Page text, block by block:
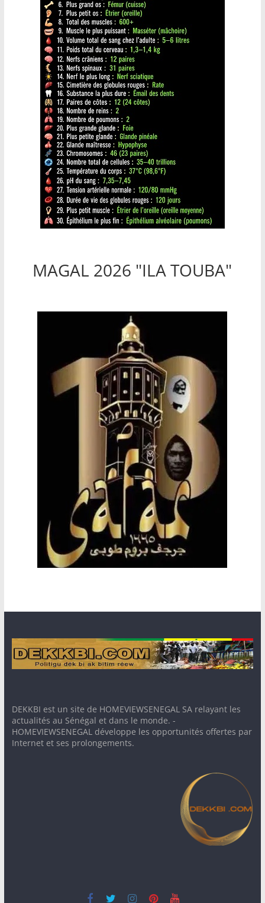
MAGAL 2026 "ILA TOUBA"
DEKKBI est un site de HOMEVIEWSENEGAL SA relayant les
actualités au Sénégal et dans le monde. -
HOMEVIEWSENEGAL développe les opportunités offertes par
Internet et ses prolongements.